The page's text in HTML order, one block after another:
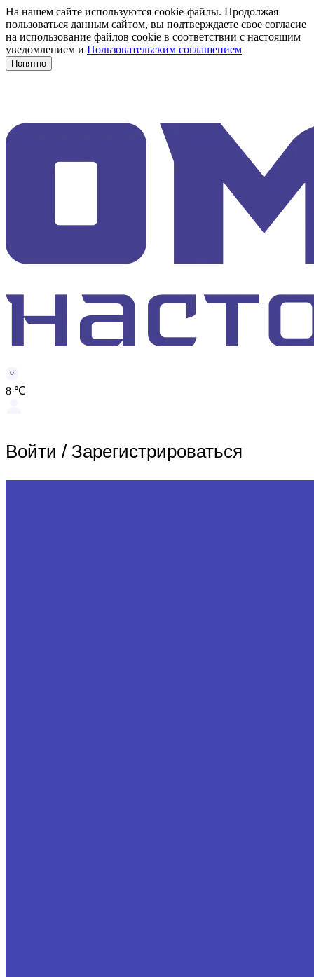
На нашем сайте используются cookie-файлы. Продолжая
пользоваться данным сайтом, вы подтверждаете свое согласие
на использование файлов cookie в соответствии с настоящим
уведомлением и Пользовательским соглашением
Понятно
8 ℃
Войти / Зарегистрироваться